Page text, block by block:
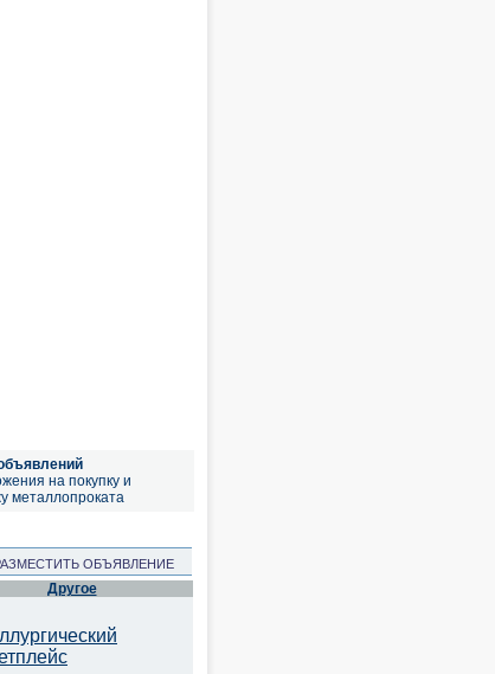
на покупку и
металлопроката
ОБЪЯВЛЕНИЕ
Другое